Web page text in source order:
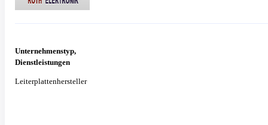
Unternehmenstyp,
Dienstleistungen
Leiterplattenhersteller